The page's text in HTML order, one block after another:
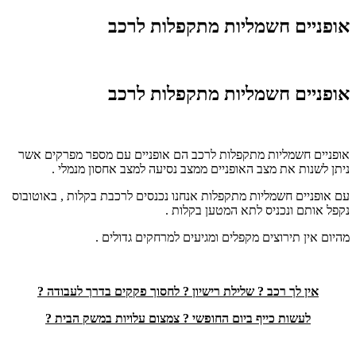
אופניים חשמליות מתקפלות לרכב
אופניים חשמליות מתקפלות לרכב
אופניים חשמליות מתקפלות לרכב הם אופניים עם מספר מפרקים אשר
ניתן לשנות את מצב האופניים ממצב נסיעה למצב אחסון מנמלי .
עם אופניים חשמליות מתקפלות אנחנו נכנסים לרכבת בקלות , באוטובוס
נקפל אותם ונכניס לתא המטען בקלות .
מהיום אין תירוצים מקפלים ומגיעים למרחקים גדולים .
אין לך רכב ? שלילת רישיון ? לחסוך פקקים בדרך לעבודה ?
לעשות כייף ביום החופשי ? צמצום עלויות במשק הבית ?